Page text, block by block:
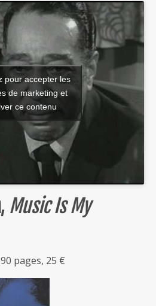
pour accepter les
de marketing et
ce contenu
, Music Is My
pages, 25 €